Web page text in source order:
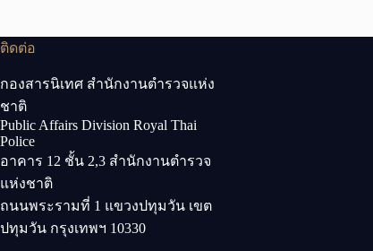
ติดต่อ
กองสารนิเทศ สำนักงานตำรวจแห่ง
ชาติ
Public Affairs Division Royal Thai
Police
อาคาร 12 ชั้น 2,3 สำนักงานตำรวจ
แห่งชาติ
ถนนพระรามที่ 1 แขวงปทุมวัน เขต
ปทุมวัน กรุงเทพฯ 10330